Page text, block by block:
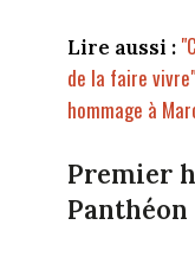
Lire aussi :
de la faire
hommage à
Premier
Panthéon